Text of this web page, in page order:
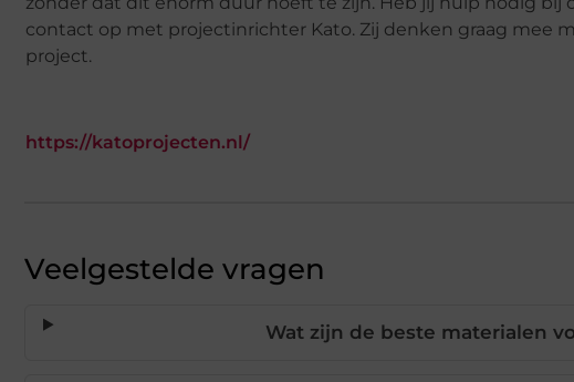
contact op met projectinrichter Kato. Zij denken graag mee
project.
https://katoprojecten.nl/
Veelgestelde vragen
Wat zijn de beste materialen